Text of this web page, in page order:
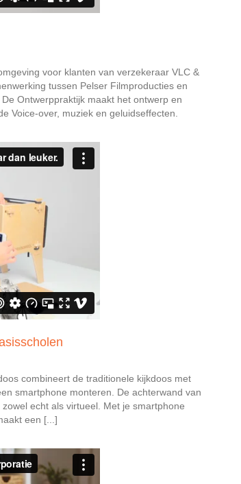
voor klanten van verzekeraar VLC &
tussen Pelser Filmproducties en
Ontwerppraktijk maakt het ontwerp en
Voice-over, muziek en geluidseffecten.
combineert de traditionele kijkdoos met
smartphone monteren. De achterwand van
echt als virtueel. Met je smartphone
een [...]